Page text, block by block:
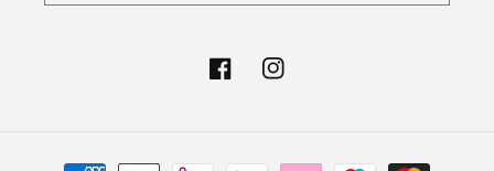
FacebookInstagram
Zahlungsmethoden